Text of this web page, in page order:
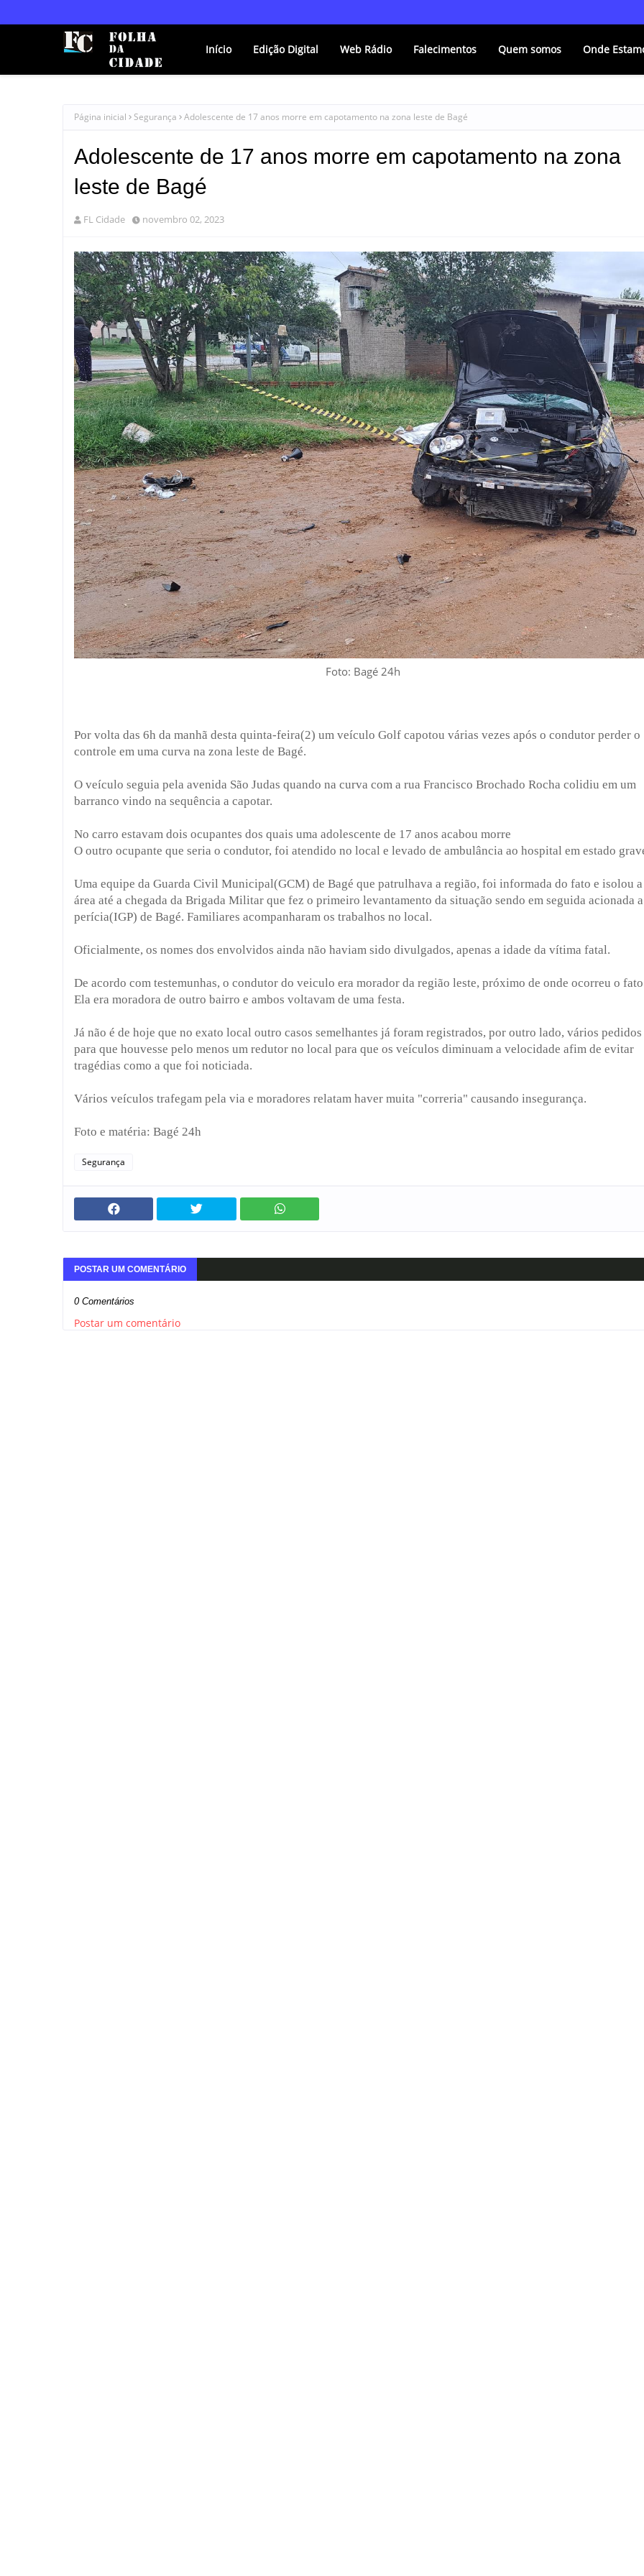
Início Edição Digital Web Rádio Falecimentos Quem somos Onde
Página inicial Segurança Adolescente de 17 anos morre em capotamento na zona leste de Bagé
Adolescente de 17 anos morre em capotamento na zona
leste de Bagé
FL Cidade novembro 02, 2023
Foto: Bagé 24h
Por volta das 6h da manhã desta quinta-feira(2) um veículo Golf capotou várias vezes após o condutor perder o
controle em uma curva na zona leste de Bagé.
O veículo seguia pela avenida São Judas quando na curva com a rua Francisco Brochado Rocha colidiu em um
barranco vindo na sequência a capotar.
No carro estavam dois ocupantes dos quais uma adolescente de 17 anos acabou morre
O outro ocupante que seria o condutor, foi atendido no local e levado de ambulância ao hospital em estado
Uma equipe da Guarda Civil Municipal(GCM) de Bagé que patrulhava a região, foi informada do fato e isolou a
área até a chegada da Brigada Militar que fez o primeiro levantamento da situação sendo em seguida acionada a
perícia(IGP) de Bagé. Familiares acompanharam os trabalhos no local.
Oficialmente, os nomes dos envolvidos ainda não haviam sido divulgados, apenas a idade da vítima fatal.
De acordo com testemunhas, o condutor do veiculo era morador da região leste, próximo de onde ocorreu o
Ela era moradora de outro bairro e ambos voltavam de uma festa.
Já não é de hoje que no exato local outro casos semelhantes já foram registrados, por outro lado, vários pedidos
para que houvesse pelo menos um redutor no local para que os veículos diminuam a velocidade afim de evitar
tragédias como a que foi noticiada.
Vários veículos trafegam pela via e moradores relatam haver muita "correria" causando insegurança.
Foto e matéria: Bagé 24h
Segurança
POSTAR UM COMENTÁRIO
0 Comentários
Postar um comentário